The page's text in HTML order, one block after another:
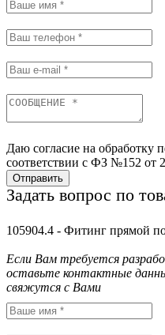
Даю согласие на обработку
соответствии с ФЗ №152 от
Отправить
Задать вопрос по
105904.4 - Фитинг прямой
Если Вам требуется
оставьте контактные
свяжутся с Вами